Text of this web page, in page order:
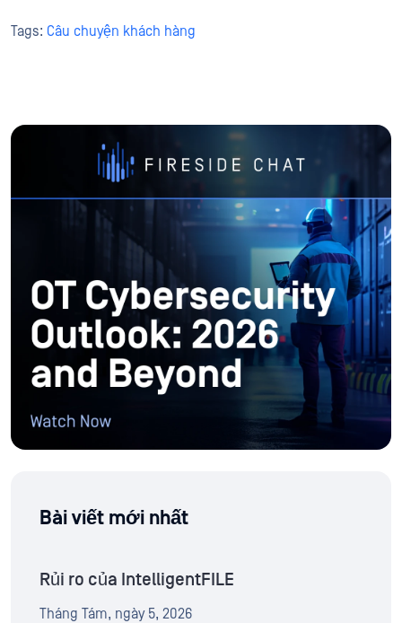
Tags: Câu chuyện khách hàng
Bài viết mới nhất
Rủi ro của IntelligentFILE
Tháng Tám, ngày 5, 2026